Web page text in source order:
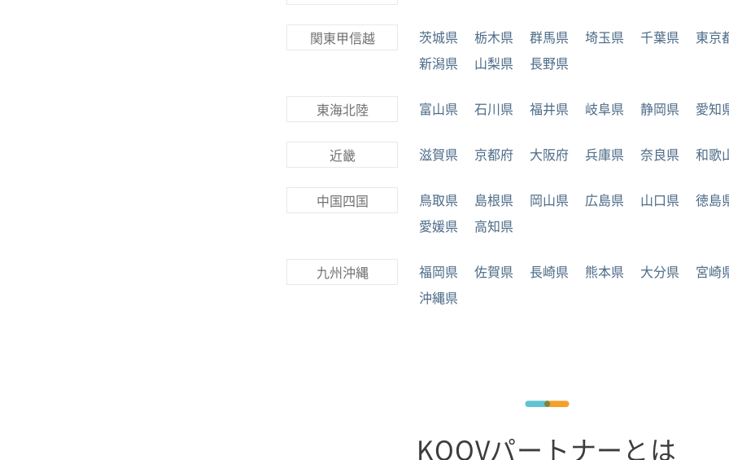
関東甲信越 茨城県 栃木県 群馬県 埼玉県 千葉県
東京
新潟県
山梨県 長野県
東海北陸 富山県 石川県 福井県 岐阜県 静岡県 愛知
近畿 滋賀県 京都府 大阪府 兵庫県 奈良県 和歌
中国四国 鳥取県 島根県 岡山県 広島県 山口県
徳島
愛媛県
高知県
九州沖縄 福岡県 佐賀県 長崎県 熊本県 大分県
宮崎
沖縄県
KOOVパートナーとは